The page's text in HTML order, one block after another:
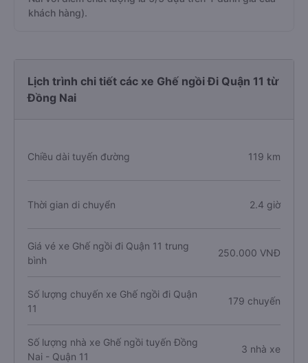
khách hàng).
Lịch trình chi tiết các xe Ghế ngồi Đi Quận 11 từ
Đồng Nai
Chiều dài tuyến đường 119 km
Thời gian di chuyển 2.4 giờ
Giá vé xe Ghế ngồi đi Quận 11 trung
bình
250.000 VNĐ
Số lượng chuyến xe Ghế ngồi đi Quận
11
179 chuyến
Số lượng nhà xe Ghế ngồi tuyến Đồng
Nai - Quận 11
3 nhà xe